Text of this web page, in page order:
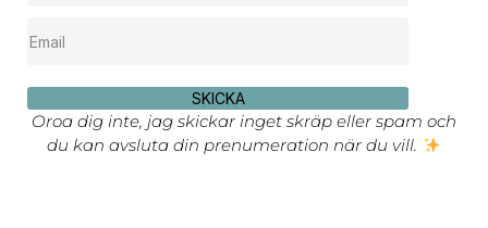
SKICKA
Oroa dig inte, jag skickar inget skräp eller spam och
du kan avsluta din prenumeration när du vill.